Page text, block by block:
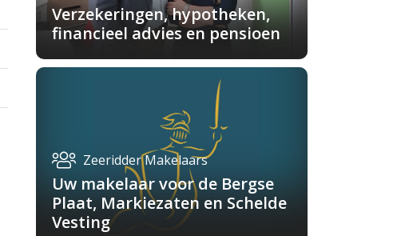
Verzekeringen, hypotheken,
financieel advies en pensioen
Zeeridder Makelaars
Uw makelaar voor de Bergse
Plaat, Markiezaten en Schelde
Vesting